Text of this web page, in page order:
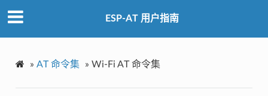
ESP-AT 用户指南
» AT 命令集 » Wi-Fi AT 命令集